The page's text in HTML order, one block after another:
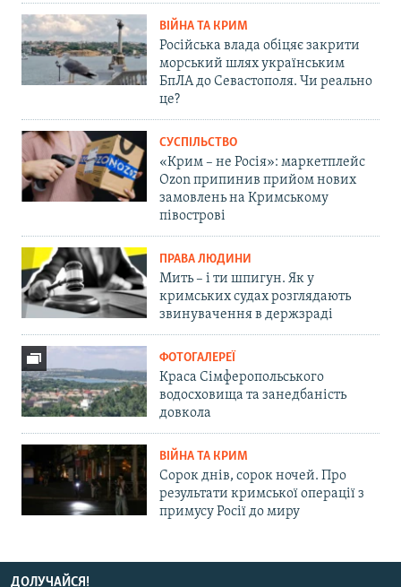
ВІЙНА ТА КРИМ
Російська влада обіцяє закрити
морський шлях українським
БпЛА до Севастополя. Чи реально
це?
СУСПІЛЬСТВО
«Крим – не Росія»: маркетплейс
Ozon припинив прийом нових
замовлень на Кримському
півострові
ПРАВА ЛЮДИНИ
Мить – і ти шпигун. Як у
кримських судах розглядають
звинувачення в держзраді
ФОТОГАЛЕРЕЇ
Краса Сімферопольського
водосховища та занедбаність
довкола
ВІЙНА ТА КРИМ
Сорок днів, сорок ночей. Про
результати кримської операції з
примусу Росії до миру
ДОЛУЧАЙСЯ!